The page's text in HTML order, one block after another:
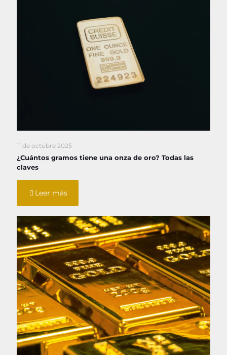
11 de octubre 2025
¿Cuántos gramos tiene una onza de oro? Todas las
claves
Leer más